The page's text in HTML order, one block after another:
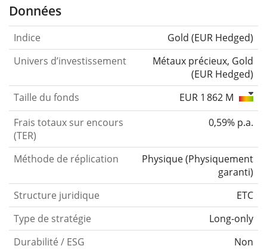
Données
Indice
Gold (EUR Hedged)
Univers d’investissement
Métaux précieux, Gold
(EUR Hedged)
Taille du fonds
EUR 1 862 M
Frais totaux sur encours
(TER)
0,59% p.a.
Méthode de réplication Physique(Physiquement
garanti)
Structure juridique
ETC
Type de stratégie
Long-only
Durabilité / ESG
Non